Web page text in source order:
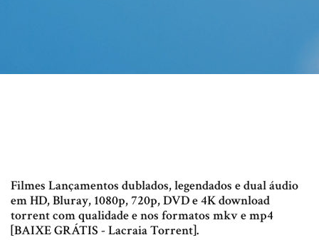
Filmes Lançamentos dublados, legendados e dual áudio
em HD, Bluray, 1080p, 720p, DVD e 4K download
torrent com qualidade e nos formatos mkv e mp4
[BAIXE GRÁTIS - Lacraia Torrent].